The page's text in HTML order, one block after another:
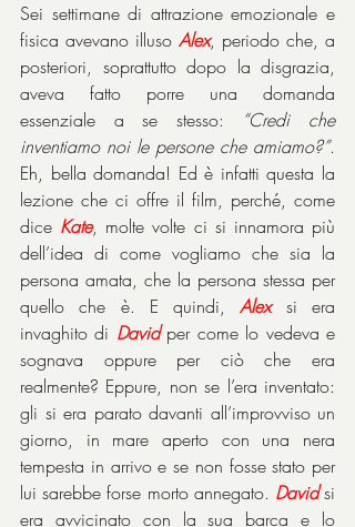
Sei settimane di attrazione emozionale e
fisica avevano illuso Alex, periodo che, a
posteriori, soprattutto dopo la disgrazia,
aveva fatto porre una domanda
essenziale a se stesso:
“Credi che
inventiamo noi le persone che amiamo?”.
Eh, bella domanda! Ed è infatti questa la
lezione che ci offre il film, perché, come
dice Kate, molte volte ci si innamora più
dell’idea di come vogliamo che sia la
persona amata, che la persona stessa per
quello che è. E quindi, Alex si era
invaghito di David per come lo vedeva e
sognava oppure per ciò che era
realmente? Eppure, non se l’era inventato:
gli si era parato davanti all’improvviso un
giorno, in mare aperto con una nera
tempesta in arrivo e se non fosse stato per
lui sarebbe forse morto annegato. David si
era avvicinato con la sua barca e lo